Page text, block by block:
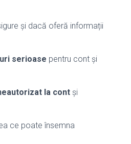
și dacă oferă informații
serioase pentru cont și
la cont și
ce poate însemna